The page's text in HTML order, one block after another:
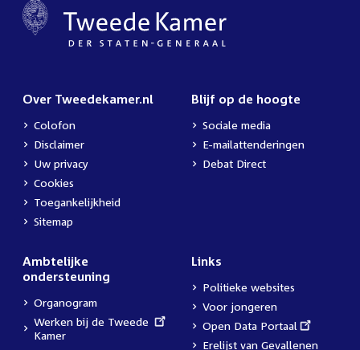
Over Tweedekamer.nl
Colofon
Disclaimer
Uw privacy
Cookies
Toegankelijkheid
Sitemap
Blijf op de hoogte
Sociale media
E-mailattenderingen
Debat Direct
Ambtelijke
ondersteuning
Organogram
External
link:
Werken bij de Tweede
Kamer
Links
Politieke websites
Voor jongeren
External
link:
Open Data Portaal
Erelijst van Gevallenen